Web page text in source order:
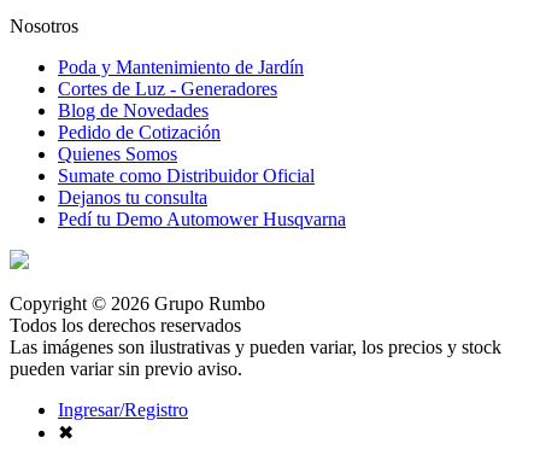
Nosotros
Poda y Mantenimiento de Jardín
Cortes de Luz - Generadores
Blog de Novedades
Pedido de Cotización
Quienes Somos
Sumate como Distribuidor Oficial
Dejanos tu consulta
Pedí tu Demo Automower Husqvarna
Copyright © 2026 Grupo Rumbo
Todos los derechos reservados
Las imágenes son ilustrativas y pueden variar, los precios y stock
pueden variar sin previo aviso.
Ingresar/Registro
✖